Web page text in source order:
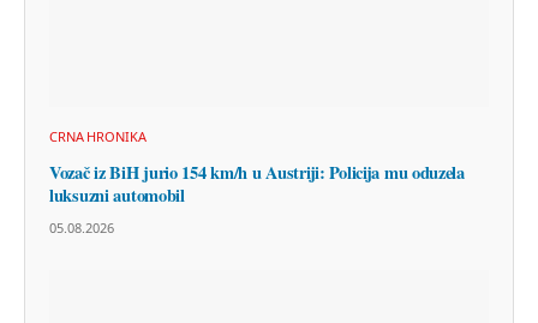
CRNA HRONIKA
Vozač iz BiH jurio 154 km/h u Austriji: Policija mu oduzela
luksuzni automobil
05.08.2026